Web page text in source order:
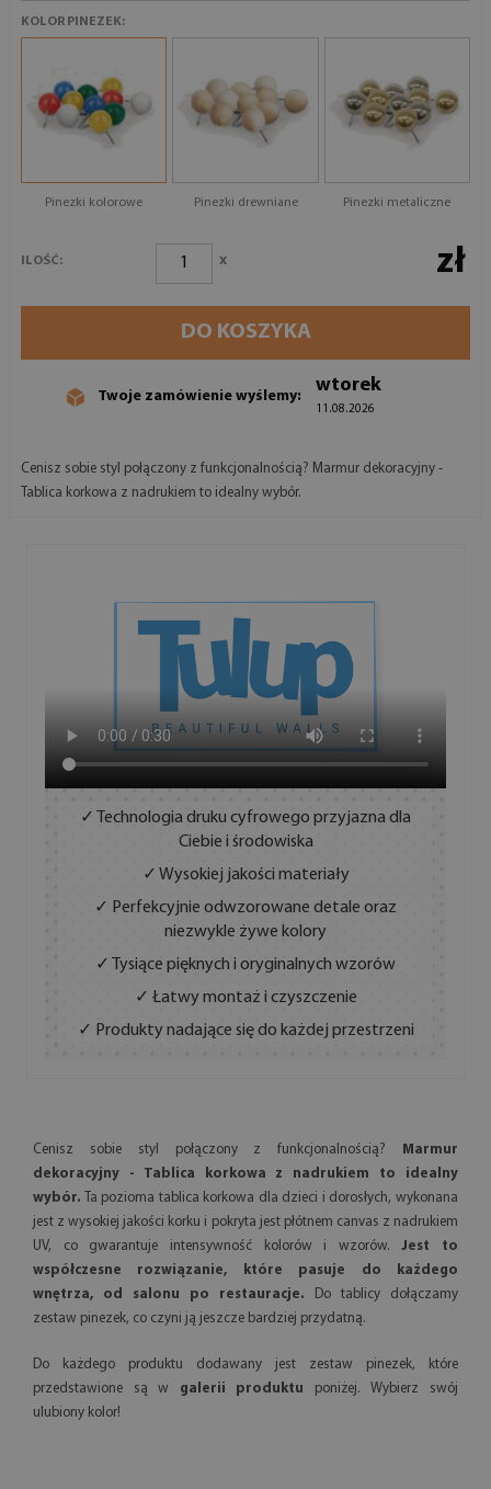
KOLOR PINEZEK:
Pinezki kolorowe Pinezki drewniane Pinezki metaliczne
ILOŚĆ: x zł
DO KOSZYKA
Twoje zamówienie wyślemy:
wtorek
11.08.2026
Cenisz sobie styl połączony z funkcjonalnością? Marmur dekoracyjny -
Tablica korkowa z nadrukiem to idealny wybór.
✓ Technologia druku cyfrowego przyjazna dla
Ciebie i środowiska
✓ Wysokiej jakości materiały
✓ Perfekcyjnie odwzorowane detale oraz
niezwykle żywe kolory
✓ Tysiące pięknych i oryginalnych wzorów
✓ Łatwy montaż i czyszczenie
✓ Produkty nadające się do każdej przestrzeni
Cenisz sobie styl połączony z funkcjonalnością?
Marmur
dekoracyjny - Tablica korkowa z nadrukiem to idealny
wybór. Ta pozioma tablica korkowa dla dzieci i dorosłych, wykonana
jest z wysokiej jakości korku i pokryta jest płótnem canvas z nadrukiem
UV, co gwarantuje intensywność kolorów i wzorów.Jest to
współczesne rozwiązanie, które pasuje do każdego
wnętrza, od salonu po restauracje. Do tablicy dołączamy
zestaw pinezek, co czyni ją jeszcze bardziej przydatną.
Do każdego produktu dodawany jest zestaw pinezek, które
przedstawione są w galerii produktu poniżej. Wybierz swój
ulubiony kolor!